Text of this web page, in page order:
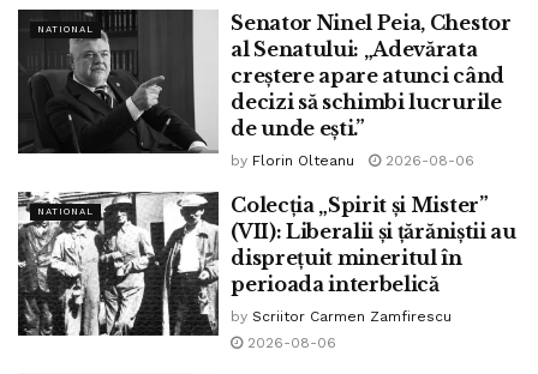
NATIONAL
Senator Ninel Peia, Chestor
al Senatului: „Adevărata
creștere apare atunci când
decizi să schimbi lucrurile
de unde ești.”
by Florin Olteanu 2026-08-06
NATIONAL
Colecția „Spirit și Mister”
(VII): Liberalii și țărăniștii au
disprețuit mineritul în
perioada interbelică
by Scriitor Carmen Zamfirescu
2026-08-06